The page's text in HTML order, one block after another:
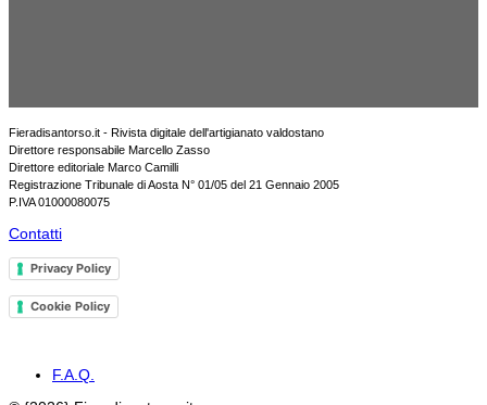
Fieradisantorso.it - Rivista digitale dell'artigianato valdostano
Direttore responsabile Marcello Zasso
Direttore editoriale Marco Camilli
Registrazione Tribunale di Aosta N° 01/05 del 21 Gennaio 2005
P.IVA 01000080075
Contatti
Privacy Policy
Cookie Policy
F.A.Q.